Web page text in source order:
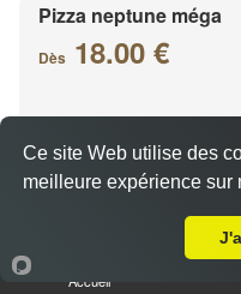
Pizza neptune méga
Dès 18.00 €
Base sauce tomate,
poivrons, olives
Accueil
Ce site Web utilise des
meilleure expérience sur